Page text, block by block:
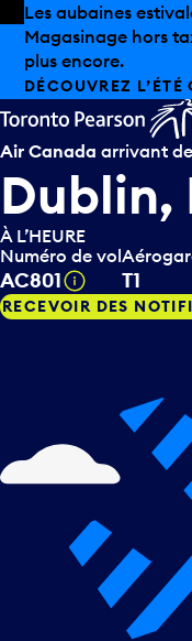
Skip to offers
Passer au contenu
Les aubaines
Magasinage hors
plus encore.
DÉCOUVREZ
Air Canada arrivant de
Dublin,
À L’HEURE
Numéro de vol
AC801 Infobulle
T1
RECEVOIR DES